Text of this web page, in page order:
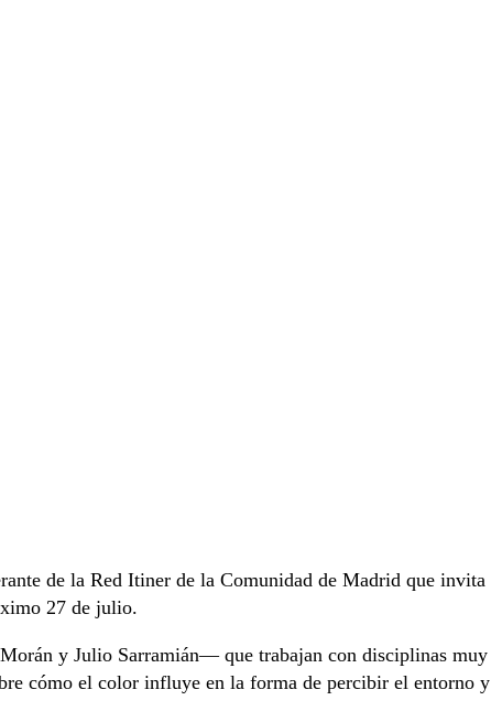
de la Red Itiner de la Comunidad de Madrid que invita
27 de julio.
y Julio Sarramián— que trabajan con disciplinas muy
cómo el color influye en la forma de percibir el entorno y